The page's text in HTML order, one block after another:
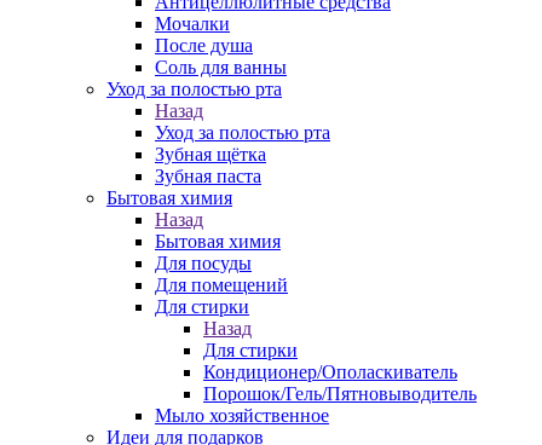
Мочалки
После душа
Соль для ванны
Уход за полостью рта
Назад
Уход за полостью рта
Зубная щётка
Зубная паста
Бытовая химия
Назад
Бытовая химия
Для посуды
Для помещений
Для стирки
Назад
Для стирки
Кондиционер/Ополаскиватель
Порошок/Гель/Пятновыводитель
Мыло хозяйственное
Идеи для подарков